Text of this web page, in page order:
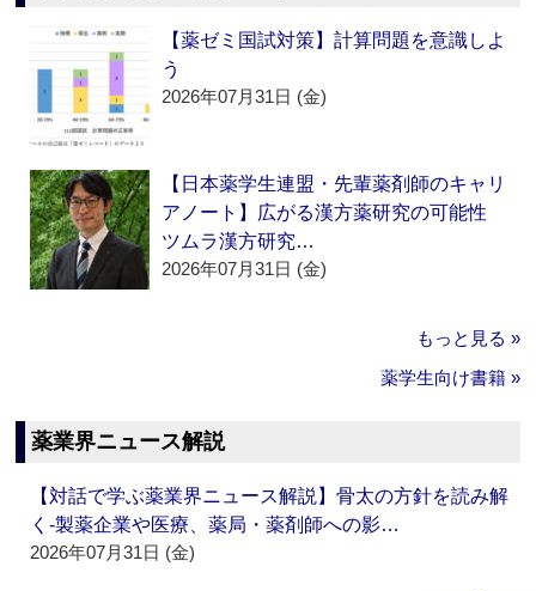
【薬ゼミ国試対策】計算問題を意識しよ
う
2026年07月31日 (金)
【日本薬学生連盟・先輩薬剤師のキャリ
アノート】広がる漢方薬研究の可能性
ツムラ漢方研究…
2026年07月31日 (金)
もっと見る »
薬学生向け書籍 »
薬業界ニュース解説
【対話で学ぶ薬業界ニュース解説】骨太の方針を読み解
く‐製薬企業や医療、薬局・薬剤師への影…
2026年07月31日 (金)